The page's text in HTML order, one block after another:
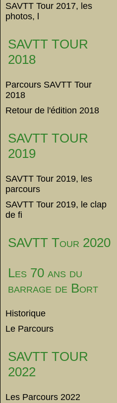
SAVTT Tour 2017, les
photos, l
SAVTT TOUR
2018
Parcours SAVTT Tour
2018
Retour de l'édition 2018
SAVTT TOUR
2019
SAVTT Tour 2019, les
parcours
SAVTT Tour 2019, le clap
de fi
SAVTT Tour 2020
Les 70 ans du
barrage de Bort
Historique
Le Parcours
SAVTT TOUR
2022
Les Parcours 2022